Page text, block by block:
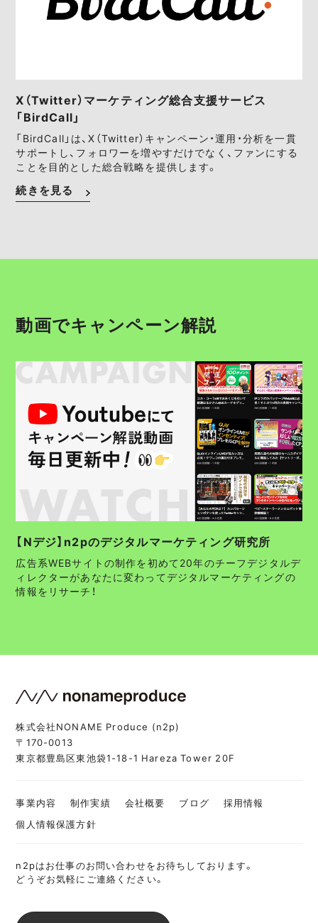
X（Twitter）マーケティング総合支援サービス
「BirdCall」
「BirdCall」は、X（Twitter）キャンペーン・運用・分析を一貫
サポートし、フォロワーを増やすだけでなく、ファンにする
ことを目的とした総合戦略を提供します。
続きを見る
動画でキャンペーン解説
【Nデジ】n2pのデジタルマーケティング研究所
広告系WEBサイトの制作を初めて20年のチーフデジタルデ
ィレクターがあなたに変わってデジタルマーケティングの
情報をリサーチ！
株式会社NONAME Produce (n2p)
〒170-0013
東京都豊島区東池袋1-18-1 Hareza Tower 20F
事業内容 制作実績 会社概要 ブログ
採用情報
個人情報保護方針
n2pはお仕事のお問い合わせをお待ちしております。
どうぞお気軽にご連絡ください。